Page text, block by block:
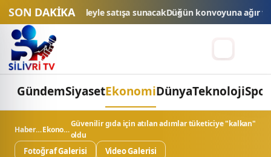
SON DAKİKA
sunacakDüğün konvoyuna ağır fatura: 540 bin lira ceza, 6
GündemSiyasetEkonomiDünyaTeknolojiSpor
Haberler Ekonomi
Güvenilir gıda için atılan adımlar tüketiciye "kalkan"
oldu
Fotoğraf Galerisi Video Galerisi